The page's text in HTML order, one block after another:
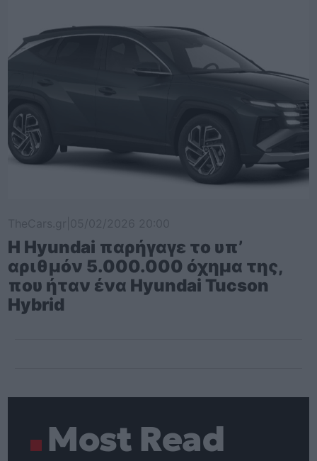
Η Hyundai παρήγαγε το υπ’
αριθμόν 5.000.000 όχημα της,
που ήταν ένα Hyundai Tucson
Hybrid
Most Read